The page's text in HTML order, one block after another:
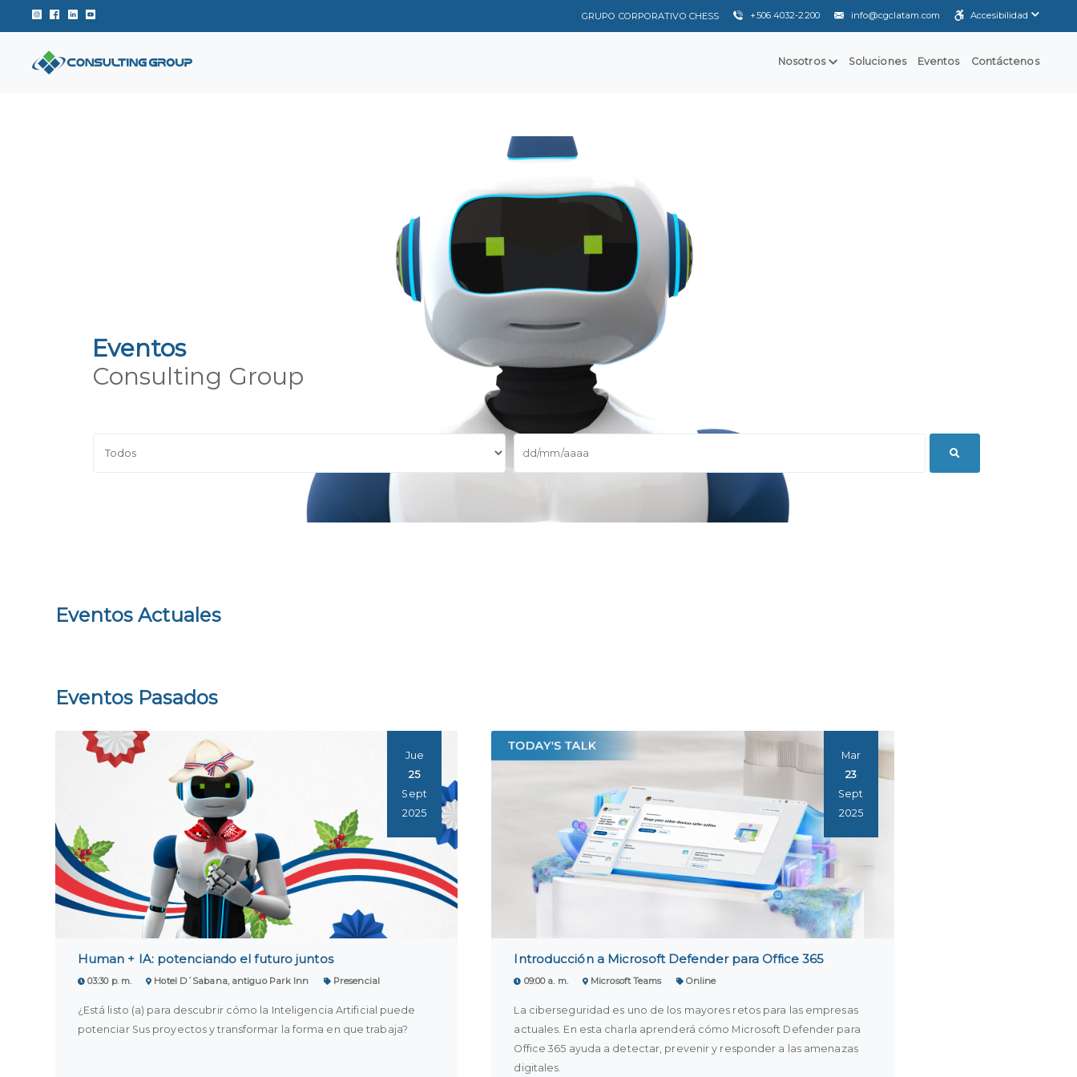
Instagram de Consulting Group
Facebook de Consulting Group
Linkedin de Consulting Group GRUPO CORPORATIVO CHESS +506 4032-2200 info@cgclatam.com Accesibilidad
Nosotros Soluciones Eventos Contáctenos
Eventos
Consulting Group
Eventos Actuales
Eventos Pasados
Jue
25
Sept
2025
Human + IA: potenciando el futuro juntos
03:30 p. m. Hotel D´Sabana, antiguo Park Inn Presencial
¿Está listo (a) para descubrir cómo la Inteligencia Artificial puede
potenciar Sus proyectos y transformar la forma en que trabaja?
Mar
23
Sept
2025
Introducción a Microsoft Defender para Office 365
09:00 a. m. Microsoft Teams Online
La ciberseguridad es uno de los mayores retos para las empresas
actuales. En esta charla aprenderá cómo Microsoft Defender para
Office 365 ayuda a detectar, prevenir y responder a las amenazas
digitales.